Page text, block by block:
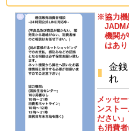
※協力機
機関
はあり
金
れ
メッセ
ンスト
ださい
も消費